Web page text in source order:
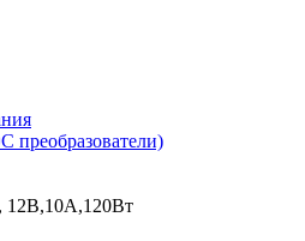
преобразователи)
12В,10А,120Вт